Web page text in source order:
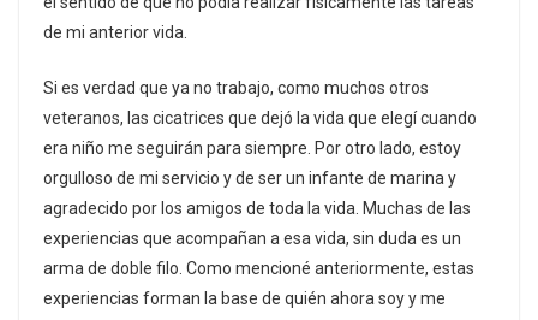
de mi anterior vida.
Si es verdad que ya no trabajo, como muchos otros
veteranos, las cicatrices que dejó la vida que elegí cuando
era niño me seguirán para siempre. Por otro lado, estoy
orgulloso de mi servicio y de ser un infante de marina y
agradecido por los amigos de toda la vida. Muchas de las
experiencias que acompañan a esa vida, sin duda es un
arma de doble filo. Como mencioné anteriormente, estas
experiencias forman la base de quién ahora soy y me